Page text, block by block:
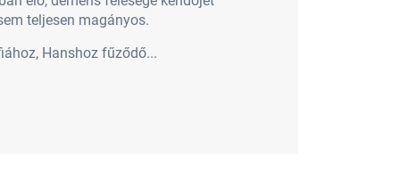
teljesen magányos.
Hanshoz fűződő...